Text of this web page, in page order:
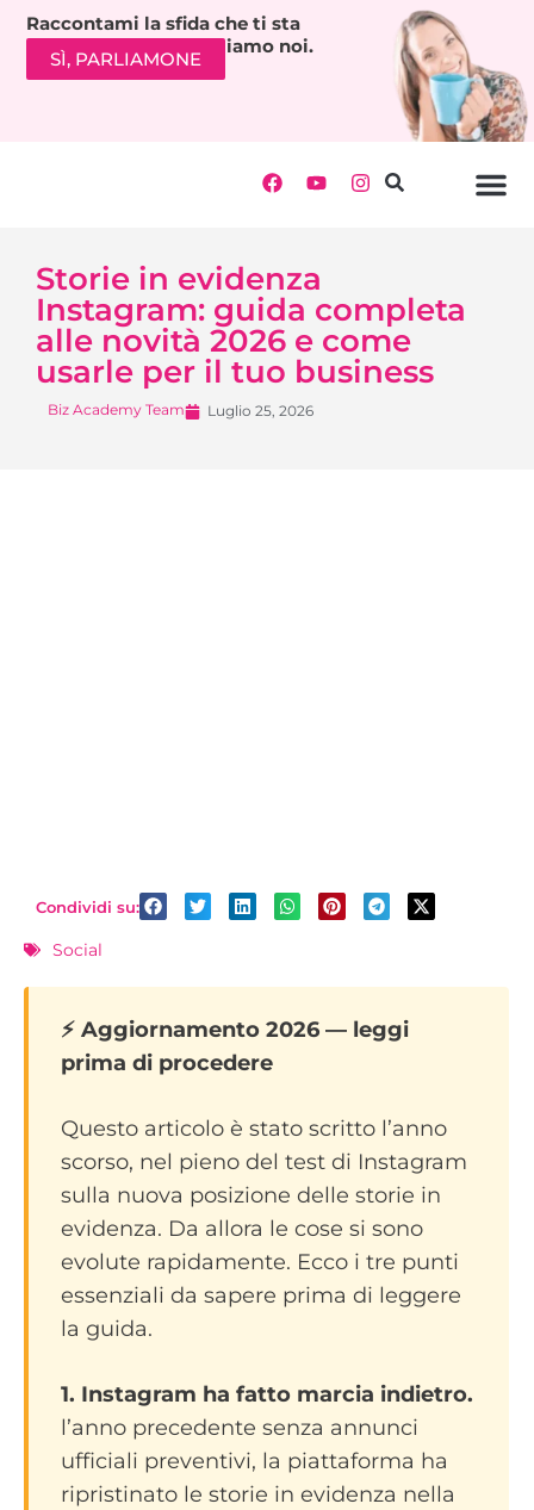
Raccontami la sfida che ti sta
bloccando. Ti richiamiamo noi.
SÌ, PARLIAMONE
Storie in evidenza
Instagram: guida completa
alle novità 2026 e come
usarle per il tuo business
Biz Academy Team Luglio 25, 2026
Condividi su:
Social
⚡ Aggiornamento 2026 — leggi
prima di procedere
Questo articolo è stato scritto l’anno
scorso, nel pieno del test di Instagram
sulla nuova posizione delle storie in
evidenza. Da allora le cose si sono
evolute rapidamente. Ecco i tre punti
essenziali da sapere prima di leggere
la guida.
1. Instagram ha fatto marcia indietro.
l’anno precedente senza annunci
ufficiali preventivi, la piattaforma ha
ripristinato le storie in evidenza nella